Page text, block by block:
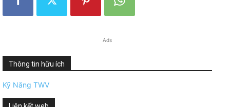
Ads
Thông tin hữu ích
Kỹ Năng TWV